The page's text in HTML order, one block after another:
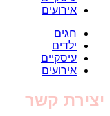
אירועים
חגים
ילדים
עיסקיים
אירועים
יצירת קשר